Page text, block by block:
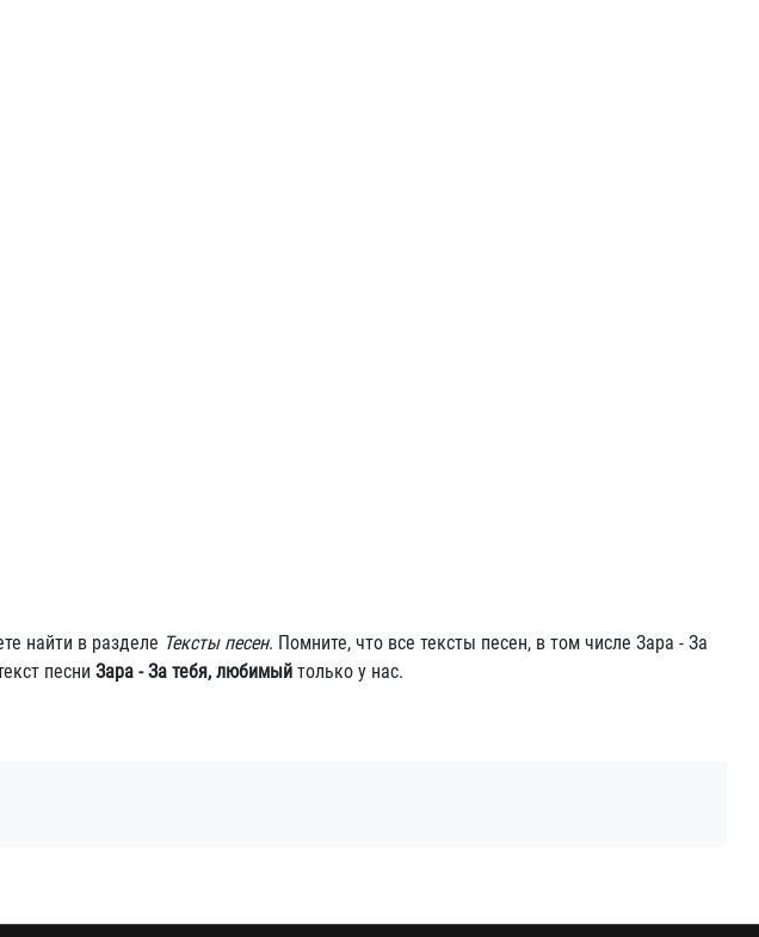
найти в разделе Тексты песен. Помните, что все тексты песен, в том числе Зара - За
песни Зара - За тебя, любимый только у нас.